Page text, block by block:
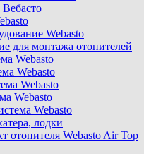
Webasto
для монтажа отопителей
Webasto
Webasto
Webasto
Webasto
Webasto
лодки
отопителя Webasto Air Top